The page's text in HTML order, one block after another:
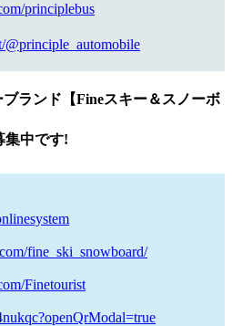
principlebus
@principle_automobile
ランド【Fineスキー＆スノーボ
集中です!
fine_ski_snowboard/
Finetourist